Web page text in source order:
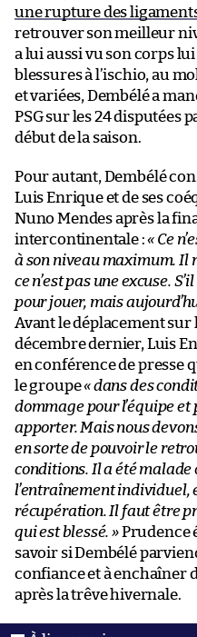
une rupture des
retrouver son meilleur
a lui aussi vu son corps
blessures à l’ischio, au
et variées, Dembélé a
PSG sur les 24 disputées
début de la saison.
Pour autant, Dembélé
Luis Enrique et de ses
Nuno Mendes après la
intercontinentale :« Ce
à son niveau maximum. Il
ce n’est pas une excuse.
pour jouer, mais
Avant le déplacement sur
décembre dernier, Luis
en conférence de presse
le groupe« dans des
dommage pour l’équipe et
apporter. Mais nous
en sorte de pouvoir le
conditions. Il a été malade
l’entraînement individuel,
récupération. Il faut être
qui est blessé. »Prudence
savoir si Dembélé
confiance et à enchaîner
après la trêve hivernale.